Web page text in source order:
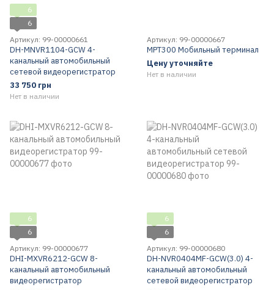
6
6
Артикул: 99-00000661
DH-MNVR1104-GCW 4-
канальный автомобильный
сетевой видеорегистратор
33 750 грн
Нет в наличии
Артикул: 99-00000667
MPT300 Мобильный терминал
Цену уточняйте
Нет в наличии
6
6
Артикул: 99-00000677
DHI-MXVR6212-GCW 8-
канальный автомобильный
видеорегистратор
6
6
Артикул: 99-00000680
DH-NVR0404MF-GCW(3.0) 4-
канальный автомобильный
сетевой видеорегистратор